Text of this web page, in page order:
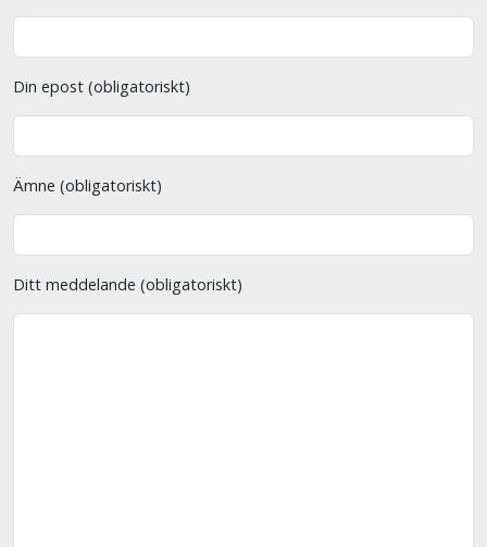
Din epost (obligatoriskt)
Ämne (obligatoriskt)
Ditt meddelande (obligatoriskt)